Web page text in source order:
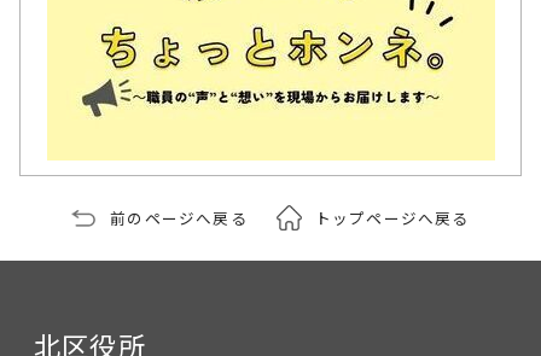
前のページへ戻る トップページへ戻る
北区役所